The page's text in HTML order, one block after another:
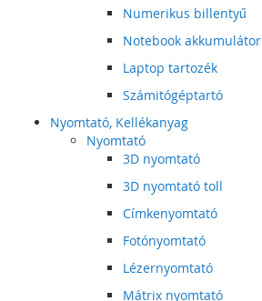
Numerikus billentyű
Notebook akkumulátor
Laptop tartozék
Számitógéptartó
Nyomtató, Kellékanyag
Nyomtató
3D nyomtató
3D nyomtató toll
Címkenyomtató
Fotónyomtató
Lézernyomtató
Mátrix nyomtató